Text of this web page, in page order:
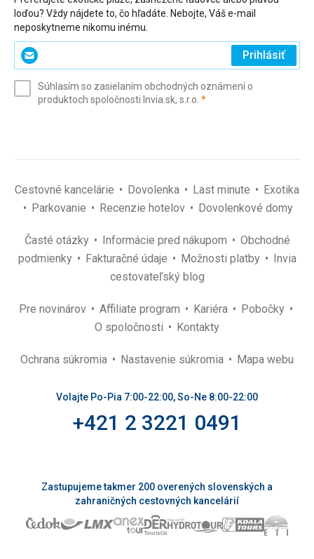
loďou? Vždy nájdete to, čo hľadáte. Nebojte, Váš e-mail
neposkytneme nikomu inému.
Zadajte
svoj
(povinné)
Prihlásiť
Súhlasím so zasielaním obchodných oznámení o
produktoch spoločnosti Invia.sk, s.r.o. *(povinné)
Cestovné kancelárie Dovolenka Last minute
Exotika
Parkovanie
Recenzie hotelov Dovolenkové domy
Časté otázky Informácie pred nákupom
Obchodné
podmienky
Fakturačné údaje Možnosti platby
Invia
cestovateľský blog
Pre novinárov Affiliate program Kariéra
Pobočky
O spoločnosti
Kontakty
Ochrana súkromia Nastavenie súkromia Mapa webu
Volajte Po-Pia 7:00-22:00, So-Ne 8:00-22:00
+421 2 3221 0491
Zastupujeme takmer 200 overených slovenských a
zahraničných cestovných kancelárií